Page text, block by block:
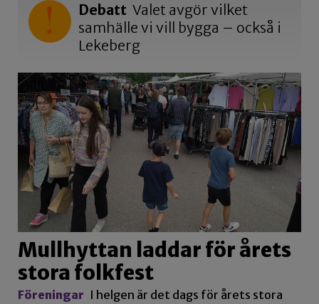
Debatt Valet avgör vilket
samhälle vi vill bygga – också i
Lekeberg
Mullhyttan laddar för årets
stora folkfest
Föreningar I helgen är det dags för årets stora